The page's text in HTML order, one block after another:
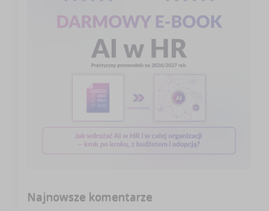
Najnowsze komentarze